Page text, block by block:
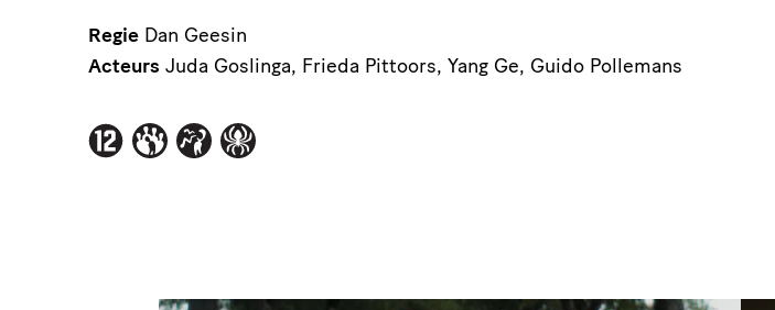
Regie Dan Geesin
Acteurs Juda Goslinga, Frieda Pittoors, Yang Ge, Guido Pollemans